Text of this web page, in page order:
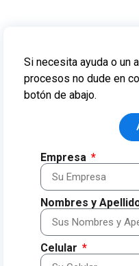
Si necesita ayuda o un
procesos no dude en
botón de abajo.
Empresa
Nombres y
Celular